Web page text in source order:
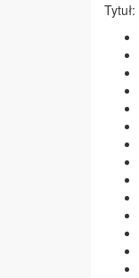
Tytuł: